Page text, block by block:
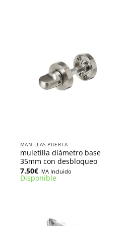
MANILLAS PUERTA
muletilla diámetro base
35mm con desbloqueo
7.50€ IVA Incluido
Disponible